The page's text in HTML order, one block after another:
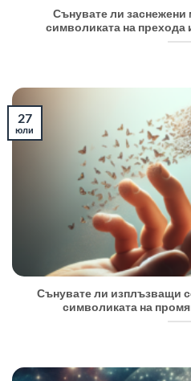
Сънувате ли заснежени
символиката на прехода
Сънувате ли изплъзващи
символиката на
27
юли